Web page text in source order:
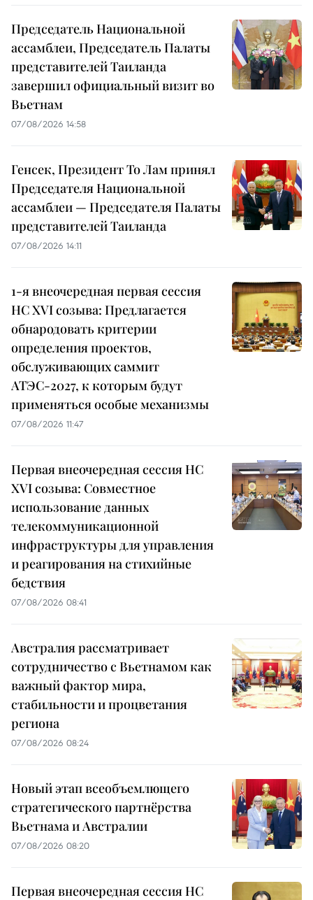
Председатель Национальной
ассамблеи, Председатель Палаты
представителей Таиланда
завершил официальный визит во
Вьетнам
07/08/2026 14:58
Генсек, Президент То Лам принял
Председателя Национальной
ассамблеи — Председателя Палаты
представителей Таиланда
07/08/2026 14:11
1-я внеочередная первая сессия
НС XVI созыва: Предлагается
обнародовать критерии
определения проектов,
обслуживающих саммит
АТЭС-2027, к которым будут
применяться особые механизмы
07/08/2026 11:47
Первая внеочередная сессия НС
XVI созыва: Совместное
использование данных
телекоммуникационной
инфраструктуры для управления
и реагирования на стихийные
бедствия
07/08/2026 08:41
Австралия рассматривает
сотрудничество с Вьетнамом как
важный фактор мира,
стабильности и процветания
региона
07/08/2026 08:24
Новый этап всеобъемлющего
стратегического партнёрства
Вьетнама и Австралии
07/08/2026 08:20
Первая внеочередная сессия НС